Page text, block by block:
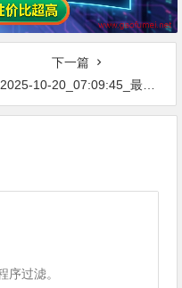
下一篇
2025-10-20_07:09:45_最新网络节点地址免费分享…不定期更新…开放免费分享（网络免费节点香港|日本|韩国|新加坡|台湾|马来西亚|…